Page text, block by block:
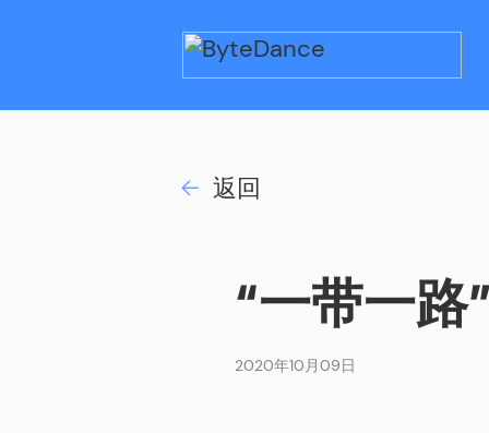
返回
“一带一
2020年10月09日